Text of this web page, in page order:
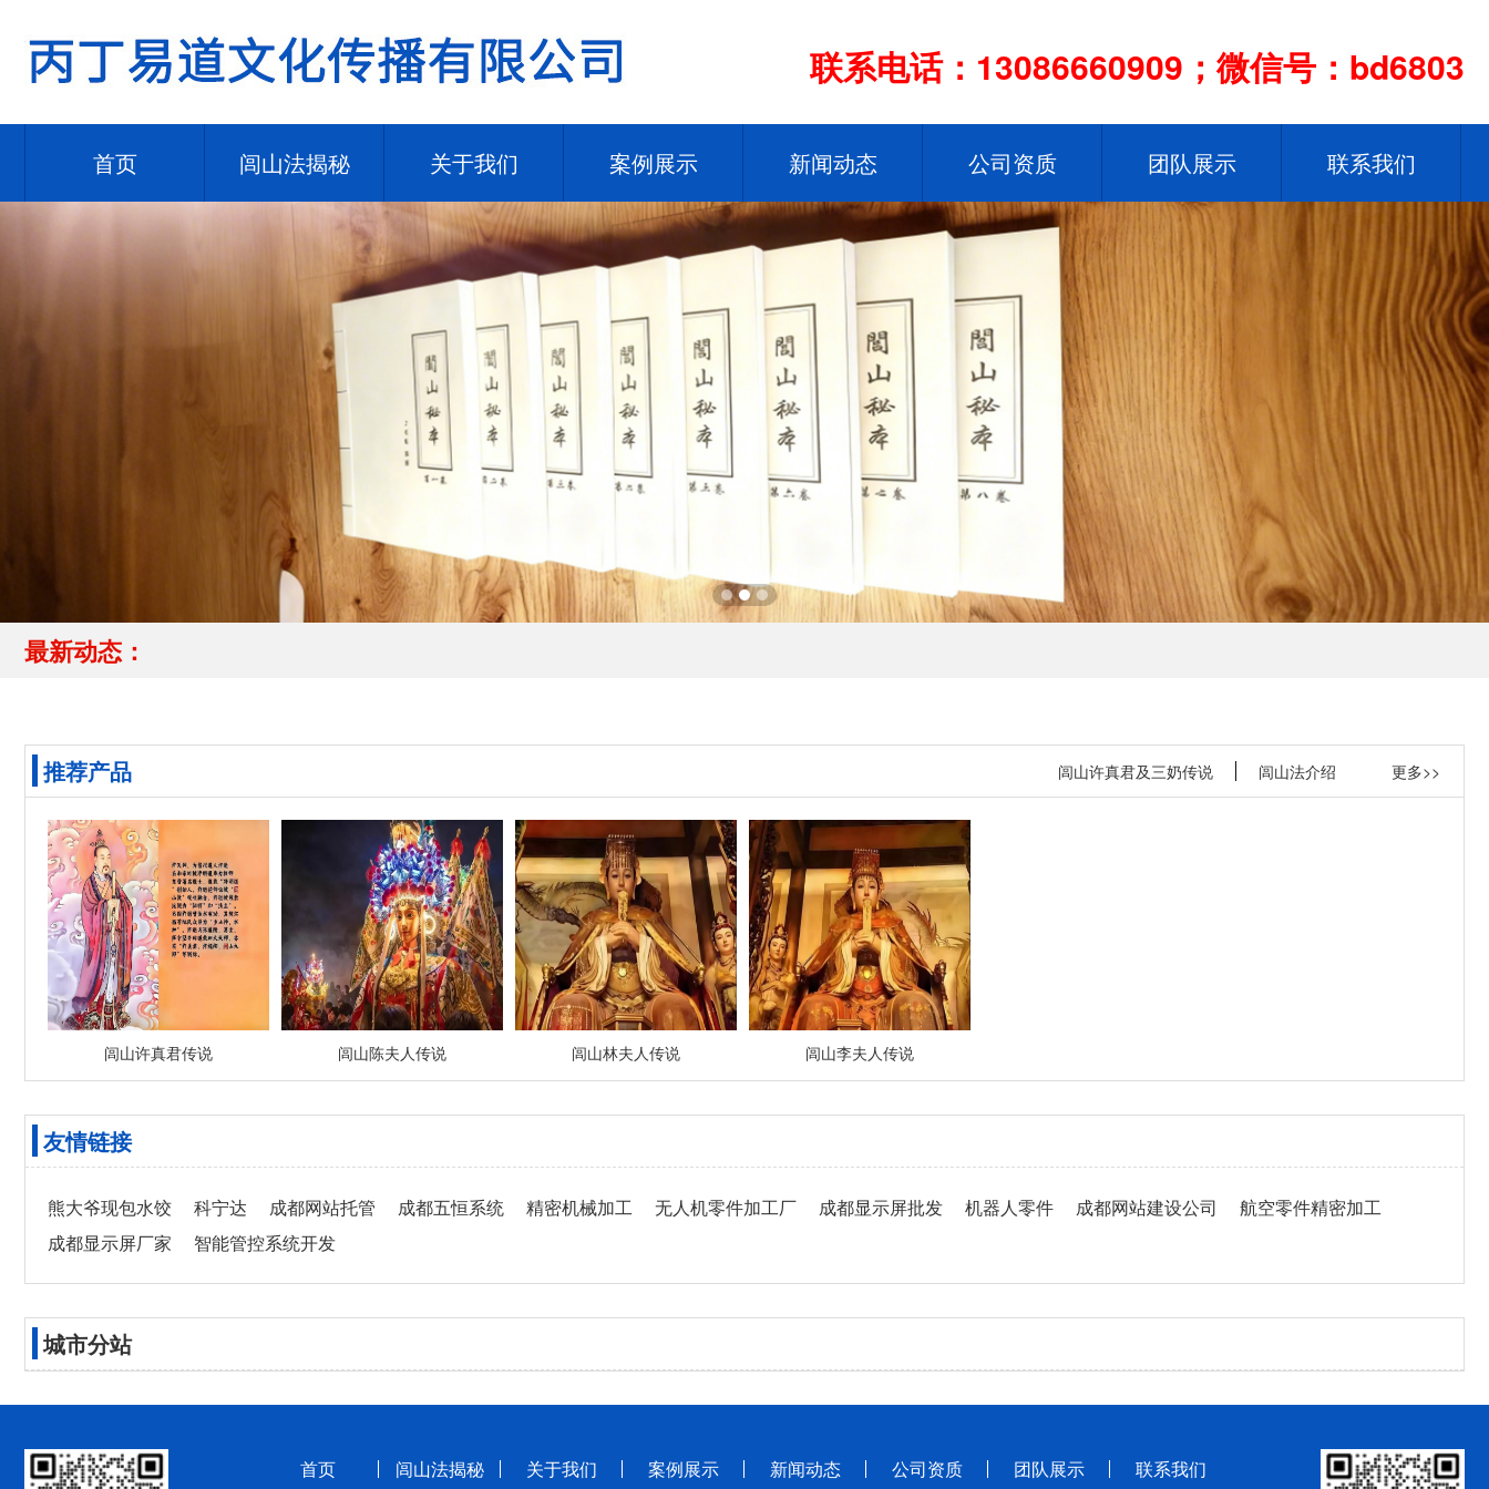
联系电话：13086660909；微信号：bd6803
首页 闾山法揭秘 关于我们 案例展示 新闻动态 公司资质 团队展示 联系我们
最新动态：
推荐产品 更多>>
闾山许真君及三奶传说 闾山法介绍
闾山许真君传说 闾山陈夫人传说 闾山林夫人传说 闾山李夫人传说
友情链接
熊大爷现包水饺 科宁达 成都网站托管 成都五恒系统 精密机械加工 无人机零件加工厂 成都显示屏批发 机器人零件 成都网站建设公司
航空零件精密加工
成都显示屏厂家
智能管控系统开发
城市分站
首页 闾山法揭秘 关于我们 案例展示 新闻动态 公司资质 团队展示 联系我们